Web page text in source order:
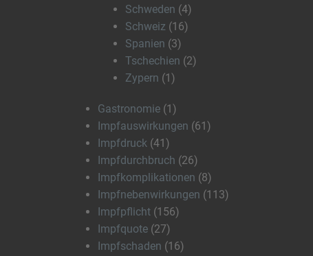
Schweden (4)
Schweiz (16)
Spanien (3)
Tschechien (2)
Zypern (1)
Gastronomie (1)
Impfauswirkungen (61)
Impfdruck (41)
Impfdurchbruch (26)
Impfkomplikationen (8)
Impfnebenwirkungen (113)
Impfpflicht (156)
Impfquote (27)
Impfschaden (16)